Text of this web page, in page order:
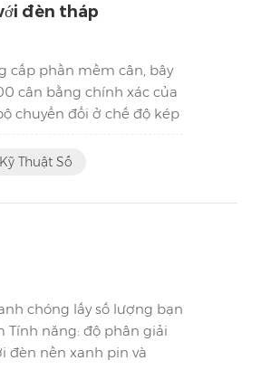
đèn tháp
cấp phần mềm cân, bây
cân bằng chính xác của
chuyển đổi ở chế độ kép
Thuật Số
chóng lấy số lượng bạn
Tính năng: độ phân giải
đèn nền xanh pin và